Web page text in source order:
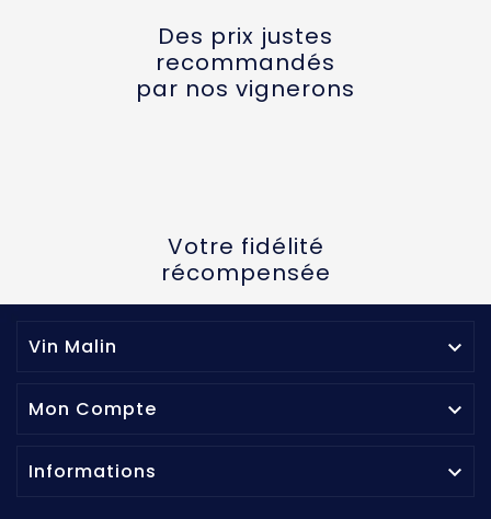
Des prix justes
recommandés
par nos vignerons
Votre fidélité
récompensée
Vin Malin 
Mon Compte 
Informations 